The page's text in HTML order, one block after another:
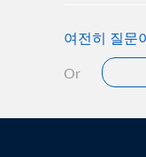
여전히 질문
Or